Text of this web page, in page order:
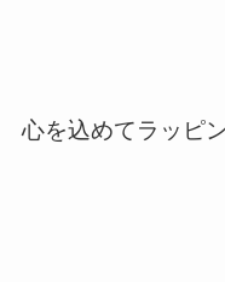
心を込めてラッピ